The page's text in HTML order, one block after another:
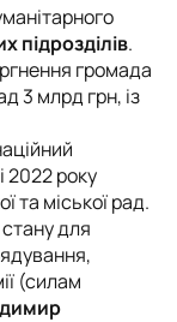
підрозділів.
громада
3 млрд грн, із
2022 року
та міської рад.
для
(силам